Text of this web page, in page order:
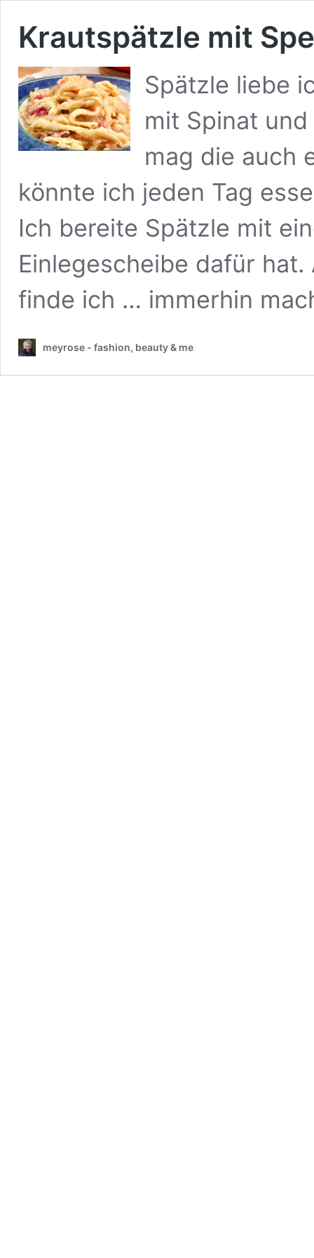
Krautspätzle mit
Spätzle liebe
mit Spinat
mag die auch
könnte ich jeden Tag
Ich bereite Spätzle mit
Einlegescheibe dafür
finde ich … immerhin
meyrose - fashion, beauty & me